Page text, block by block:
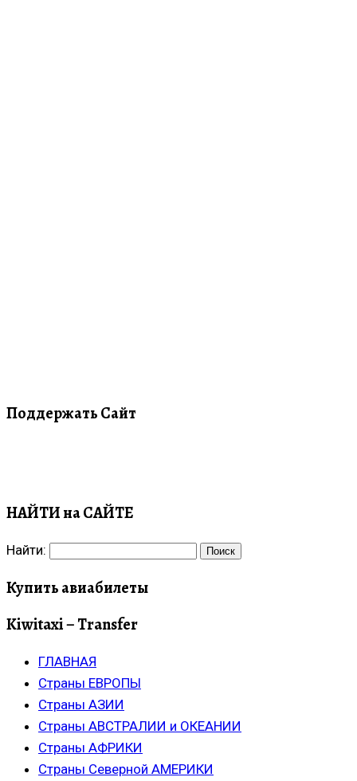
Поддержать Сайт
НАЙТИ на САЙТЕ
Найти:
Купить авиабилеты
Kiwitaxi – Transfer
ГЛАВНАЯ
Страны ЕВРОПЫ
Страны АЗИИ
Страны АВСТРАЛИИ и ОКЕАНИИ
Страны АФРИКИ
Страны Северной АМЕРИКИ